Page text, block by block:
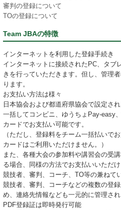
審判の登録について
TOの登録について
Team JBAの特徴
インターネットを利用した登録手続き
インターネットに接続されたPC、タブ
きを行っていただきます。但し、管理
ります。
お支払い方法は様々
日本協会および都道府県協会で設定さ
一括してコンビニ、ゆうちょPay-easy
カードでお支払い可能です。
（ただし、登録料をチーム一括払いで
カードはご利用いただけません。）
また、各種大会の参加料や講習会の受
る場合、同様の方法でお支払いいただけ
競技者、審判、コーチ、TO等の兼ねて
競技者、審判、コーチなどの複数の登
め、連絡先情報なども一元的に管理され
PDF登録証は即時発行可能